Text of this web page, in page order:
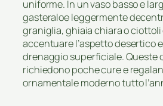
uniforme. In un vaso basso e
gasteraloe leggermente
graniglia, ghiaia chiara o
accentuare l’aspetto desertico
drenaggio superficiale. Queste
richiedono poche cure e
ornamentale moderno tutto